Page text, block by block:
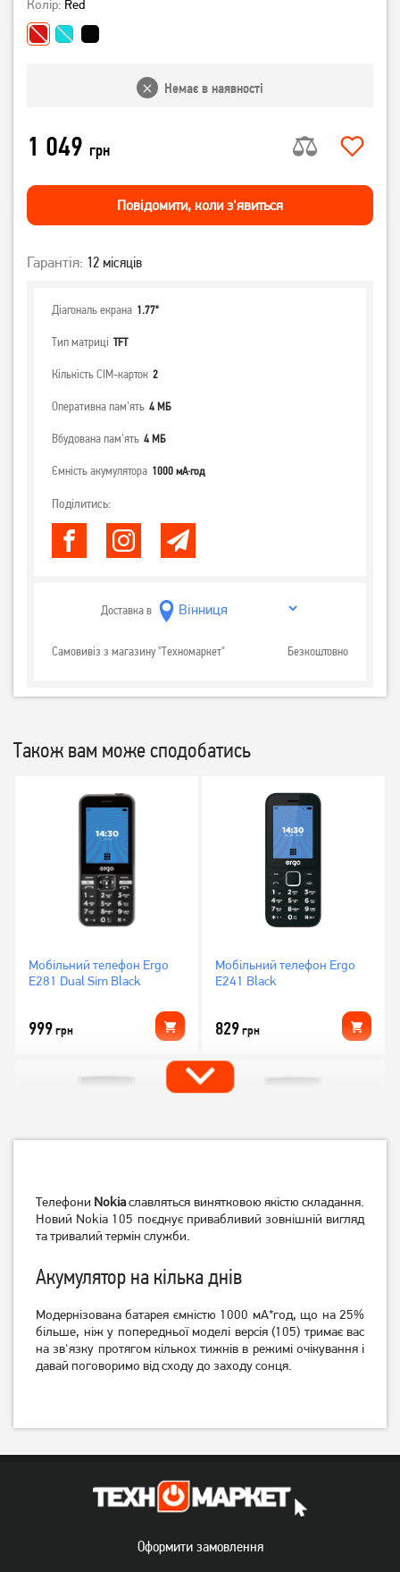
Колір: Red
Немає в наявності
1 049 грн
Повiдомити, коли з'явиться
Гарантія: 12 місяців
Діагональ екрана 1.77"
Тип матриці TFT
Кількість СІМ-карток 2
Оперативна пам'ять 4 МБ
Вбудована пам'ять 4 МБ
Ємність акумулятора 1000 мА·год
Поділитись:
Доставка в
Самовивіз з магазину "Техномаркет" Безкоштовно
Також вам може сподобатись
Мобільний телефон Ergo
E281 Dual Sim Black
999грн
Мобільний телефон Ergo
E241 Black
829грн
106 DS 2023 Charcoal
1 149грн
105 DS 2023 Charcoal
1 129 грн
130 DS 2023 Dark Blue
Телефони Nokiaславляться винятковою якістю складання.
Новий Nokia 105 поєднує привабливий зовнішній вигляд
та тривалий термін служби.
Акумулятор на кілька днів
Модернізована батарея ємністю 1000 мА*год, що на 25%
більше, ніж у попередньої моделі версія (105) тримає вас
на зв'язку протягом кількох тижнів в режимі очікування і
давай поговоримо від сходу до заходу сонця.
Оформити замовлення